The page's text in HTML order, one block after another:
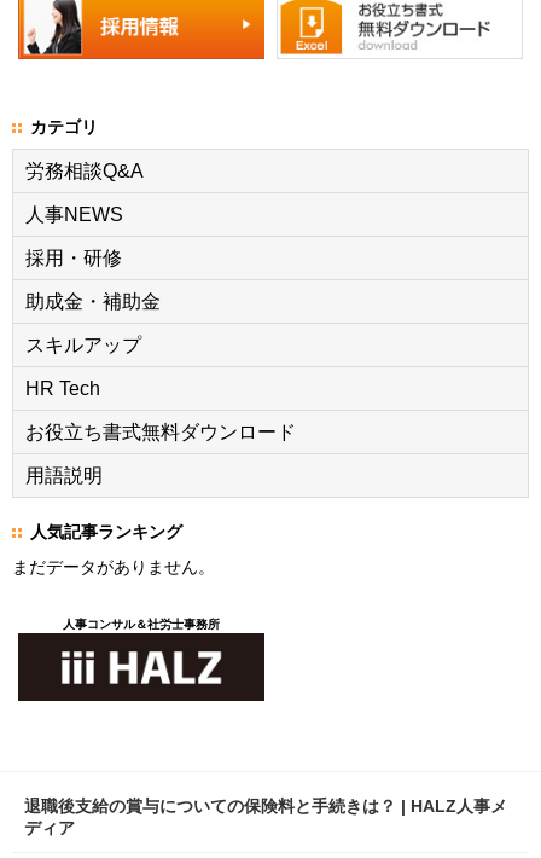
カテゴリ
労務相談Q&A
人事NEWS
採用・研修
助成金・補助金
スキルアップ
HR Tech
お役立ち書式無料ダウンロード
用語説明
人気記事ランキング
まだデータがありません。
人事コンサル＆社労士事務所
退職後支給の賞与についての保険料と手続きは？ | HALZ人事メ
ディア